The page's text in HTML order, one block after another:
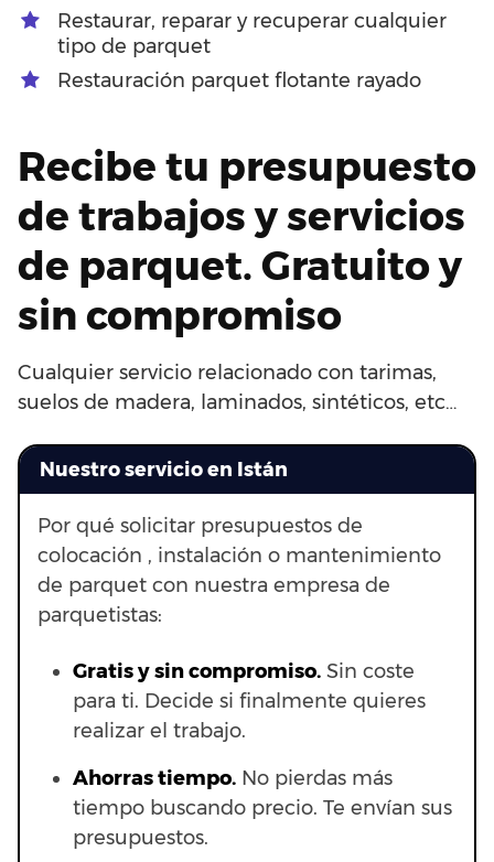
Restaurar, reparar y recuperar cualquier
tipo de parquet
Restauración parquet flotante rayado
Recibe tu presupuesto
de trabajos y servicios
de parquet. Gratuito y
sin compromiso
Cualquier servicio relacionado con tarimas,
suelos de madera, laminados, sintéticos, etc…
Nuestro servicio en Istán
Por qué solicitar presupuestos de
colocación , instalación o mantenimiento
de parquet con nuestra empresa de
parquetistas:
Gratis y sin compromiso. Sin coste
para ti. Decide si finalmente quieres
realizar el trabajo.
Ahorras tiempo. No pierdas más
tiempo buscando precio. Te envían sus
presupuestos.